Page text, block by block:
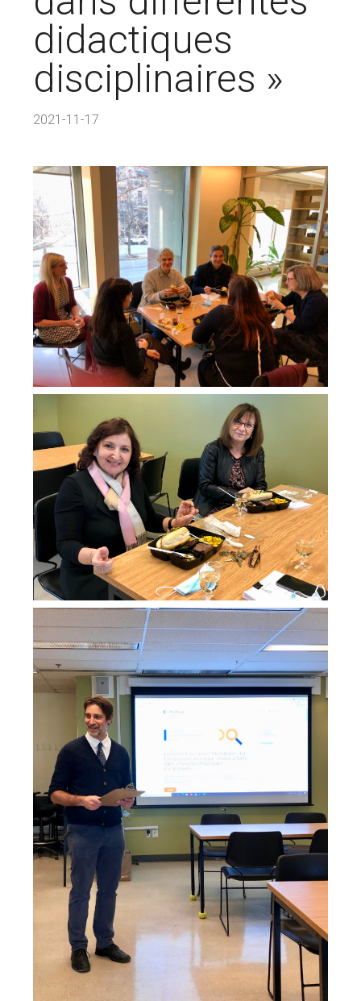
didactiques
disciplinaires »
2021-11-17